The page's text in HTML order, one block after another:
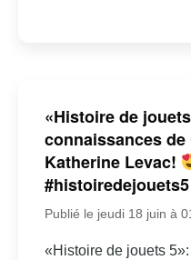
«Histoire de
connaissances
Katherine Levac!
Publié le jeudi 18 juin à
«Histoire de jouets